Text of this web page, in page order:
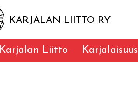
KARJALAN LIITTO RY
Karjalan Liitto Karjalaisuus